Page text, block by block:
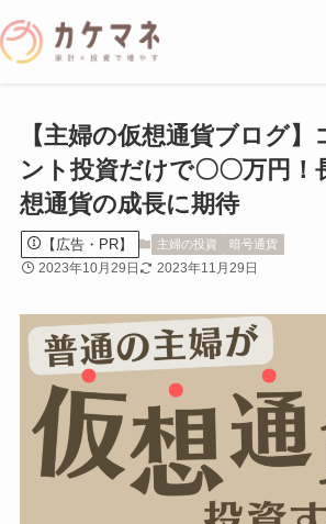
【主婦の仮想通貨ブログ
ント投資だけで〇〇万円！
想通貨の成長に期待
【広告・PR】 主婦の投資 暗号通貨
2023年10月29日 2023年11月29日